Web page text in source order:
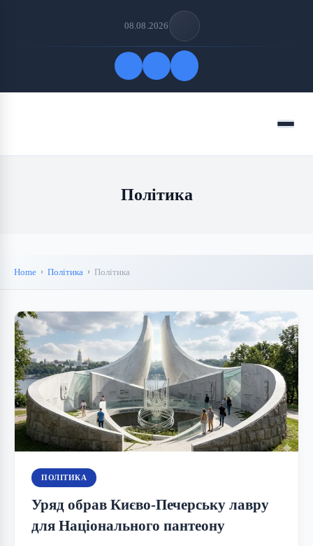
08.08.2026
Menu
Політика
Home Політика Політика
ПОЛІТИКА
Уряд обрав Києво-Печерську лавру
для Національного пантеону